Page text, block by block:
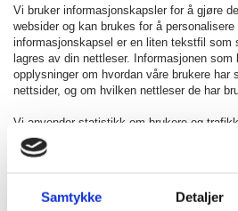
Samtykke Detaljer
Vi bruker informasjonskapsler for å gjøre
websider og kan brukes for å
informasjonskapsel er en liten tekstfil som
lagres av din nettleser. Informasjonen
opplysninger om hvordan våre brukere har
nettsider, og om hvilken nettleser de har
Vi anvender statistikk om brukere og
aggregert form. Statistikken inneholder
informasjon, alt er anonymt. IP-adresser
vi lagrer atferd på nettstedet, derfor kan
sikkerhetsmessige årsaker bare i de